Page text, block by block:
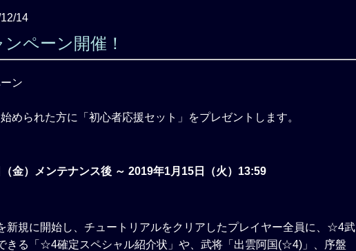
14
ペーン開催！
められた方に「初心者応援セット」をプレゼントします。
金）メンテナンス後 ～ 2019年1月15日（火）13:59
新規に開始し、チュートリアルをクリアしたプレイヤー全員に、☆4武
きる「☆4確定スペシャル紹介状」や、武将「出雲阿国(☆4)」、序盤